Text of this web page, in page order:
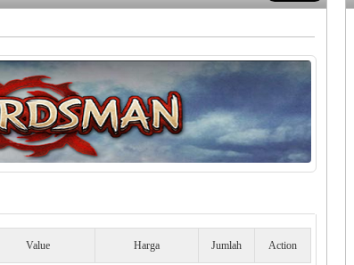
Value Harga Jumlah Action